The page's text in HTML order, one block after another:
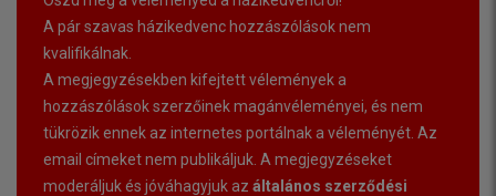
A pár szavas házikedvenc hozzászólások nem
kvalifikálnak.
A megjegyzésekben kifejtett vélemények a
hozzászólások szerzőinek magánvéleményei, és nem
tükrözik ennek az internetes portálnak a véleményét. Az
email címeket nem publikáljuk. A megjegyzéseket
moderáljuk és jóváhagyjuk az általános szerződési